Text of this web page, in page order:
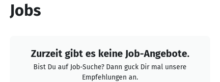
Jobs
Zurzeit gibt es keine Job-Angebote.
Bist Du auf Job-Suche? Dann guck Dir mal unsere
Empfehlungen an.